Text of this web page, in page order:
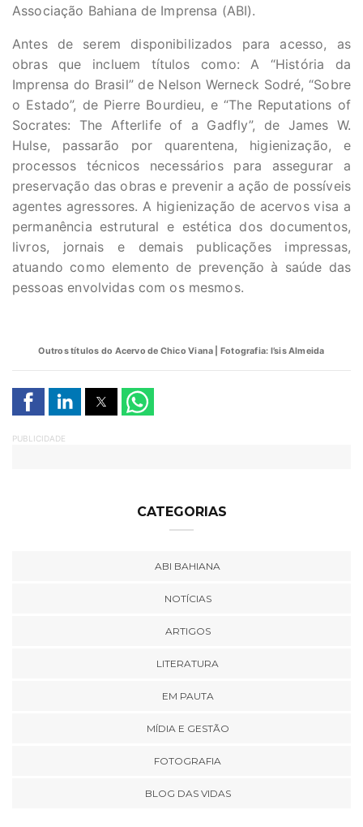
Associação Bahiana de Imprensa (ABI).
Antes de serem disponibilizados para acesso, as
obras que incluem títulos como: A “História da
Imprensa do Brasil” de Nelson Werneck Sodré, “Sobre
o Estado”, de Pierre Bourdieu, e “The Reputations of
Socrates: The Afterlife of a Gadfly”, de James W.
Hulse, passarão por quarentena, higienização, e
processos técnicos necessários para assegurar a
preservação das obras e prevenir a ação de possíveis
agentes agressores. A higienização de acervos visa a
permanência estrutural e estética dos documentos,
livros, jornais e demais publicações impressas,
atuando como elemento de prevenção à saúde das
pessoas envolvidas com os mesmos.
Outros títulos do Acervo de Chico Viana | Fotografia: I’sis Almeida
PUBLICIDADE
CATEGORIAS
ABI BAHIANA
NOTÍCIAS
ARTIGOS
LITERATURA
EM PAUTA
MÍDIA E GESTÃO
FOTOGRAFIA
BLOG DAS VIDAS